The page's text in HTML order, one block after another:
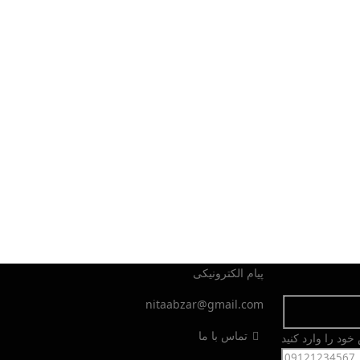
را وارد کنید
پیام الکترونیکی
nitaabzar@gmail.com
تماس با ما